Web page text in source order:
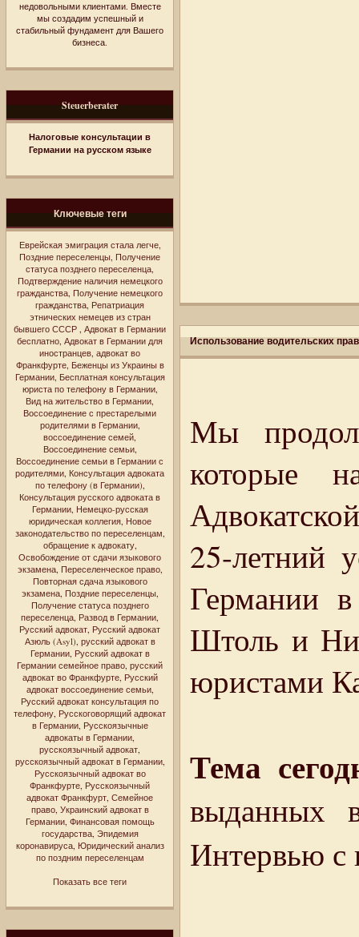
недовольными клиентами. Вместе
мы создадим успешный и
стабильный фундамент для Вашего
бизнеса.
Steuerberater
Налоговые консультации в
Германии на русском языке
Ключевые теги
Еврейская эмиграция стала легче,
Поздние переселенцы, Получение
статуса позднего переселенца,
Подтверждение наличия немецкого
гражданства, Получение немецкого
гражданства, Репатриация
этнических немецев из стран
бывшего СССР , Адвокат в Германии
бесплатно, Адвокат в Германии для
иностранцев, адвокат во
Франкфурте, Беженцы из Украины в
Германии, Бесплатная консультация
юриста по телефону в Германии,
Вид на жительство в Германии,
Воссоединение с престарелыми
родителями в Германии,
воссоединение семей,
Воссоединение семьи,
Воссоединение семьи в Германии с
родителями, Консультация адвоката
по телефону (в Германии),
Консультация русского адвоката в
Германии, Немецко-русская
юридическая коллегия, Новое
законодательство по переселенцам,
обращение к адвокату,
Освобождение от сдачи языкового
экзамена, Переселенческое право,
Повторная сдача языкового
экзамена, Поздние переселенцы,
Получение статуса позднего
переселенца, Развод в Германии,
Русский адвокат, Русский адвокат
Азюль (Asyl), русский адвокат в
Германии, Русский адвокат в
Германии семейное право, русский
адвокат во Франкфурте, Русский
адвокат воссоединение семьи,
Русский адвокат консультация по
телефону, Русскоговорящий адвокат
в Германии, Русскоязычные
адвокаты в Германии,
русскоязычный адвокат,
русскоязычный адвокат в Германии,
Русскоязычный адвокат во
Франкфурте, Русскоязычный
адвокат Франкфурт, Семейное
право, Украинский адвокат в
Германии, Финансовая помощь
государства, Эпидемия
коронавируса, Юридический анализ
по поздним переселенцам
Показать все теги
Использование водительских
Мы
которые
25-летний
Германии
Штоль и
юристами
Тема
выданных
Интервью